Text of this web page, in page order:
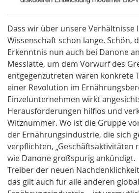
Dass wir über unsere Verhältnisse
Wissenschaft schon lange. Schön,
Erkenntnis nun auch bei Danone
Messlatte, um dem Vorwurf des
entgegenzutreten wären konkrete
einer Revolution im
Einzelunternehmen wirkt
Herausforderungen hilflos und
Witznummer. Wo ist die Gruppe
der Ernährungsindustrie, die sich
verpflichten, „Geschäftsaktivitäten
wie Danone großspurig ankündigt.
Treiber der neuen
das gilt auch für alle anderen